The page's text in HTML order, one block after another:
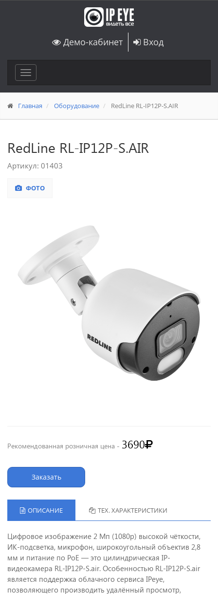
Демо-кабинет Вход
Toggle
navigation
Главная Оборудование RedLine RL-IP12P-S.AIR
RedLine RL-IP12P-S.AIR
Артикул: 01403
ФОТО
Рекомендованная розничная цена - 3690
Заказать
ОПИСАНИЕ ТЕХ. ХАРАКТЕРИСТИКИ
Цифровое изображение 2 Мп (1080p) высокой чёткости,
ИК-подсветка, микрофон, широкоугольный объектив 2,8
мм и питание по PoE — это цилиндрическая IP-
видеокамера RL-IP12P-S.air. Особенностью RL-IP12P-S.air
является поддержка облачного сервиса IPeye,
позволяющего производить удалённый просмотр,